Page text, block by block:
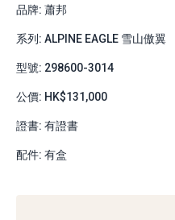
品牌: 蕭邦
系列: ALPINE EAGLE 雪山傲翼
型號: 298600-3014
公價: HK$131,000
證書: 有證書
配件: 有盒